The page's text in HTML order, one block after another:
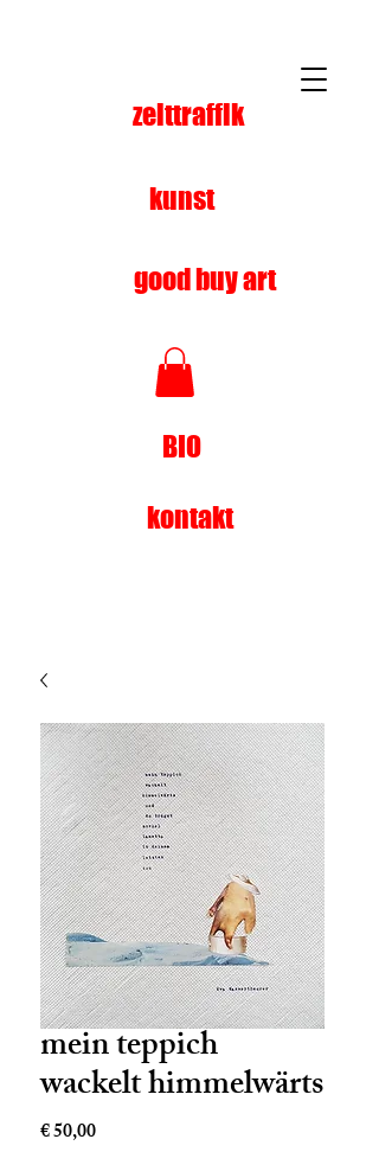
kunst
zeittraffik
good buy art
BIO
kontakt
mein teppich
wackelt himmelwärts
€ 50,00Preis